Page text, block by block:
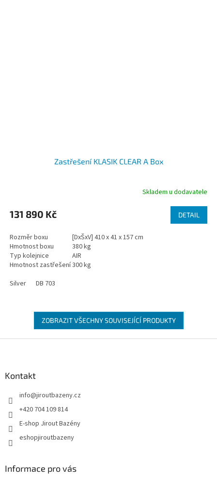
Zastřešení KLASIK CLEAR A Box
Skladem u dodavatele
131 890 Kč DETAIL
Rozměr boxu
[DxŠxV] 410 x 41 x 157 cm
Hmotnost boxu
380 kg
Typ kolejnice
AIR
Hmotnost zastřešení300 kg
Silver
DB 703
ZOBRAZIT VŠECHNY SOUVISEJÍCÍ PRODUKTY
Kontakt
info@jiroutbazeny.cz
+420 704 109 814
E-shop Jirout Bazény
eshopjiroutbazeny
Informace pro vás